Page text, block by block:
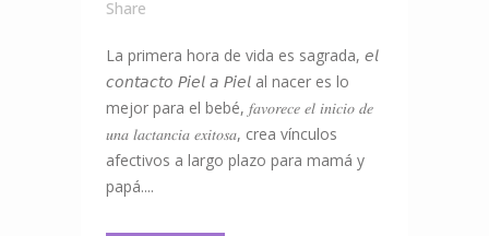
Share
La primera hora de vida es sagrada, 𝘦𝘭
𝘤𝘰𝘯𝘵𝘢𝘤𝘵𝘰 𝘗𝘪𝘦𝘭 𝘢 𝘗𝘪𝘦𝘭 al nacer es lo
mejor para el bebé, 𝑓𝑎𝑣𝑜𝑟𝑒𝑐𝑒 𝑒𝑙 𝑖𝑛𝑖𝑐𝑖𝑜 𝑑𝑒
𝑢𝑛𝑎 𝑙𝑎𝑐𝑡𝑎𝑛𝑐𝑖𝑎 𝑒𝑥𝑖𝑡𝑜𝑠𝑎, crea vínculos
afectivos a largo plazo para mamá y
papá....